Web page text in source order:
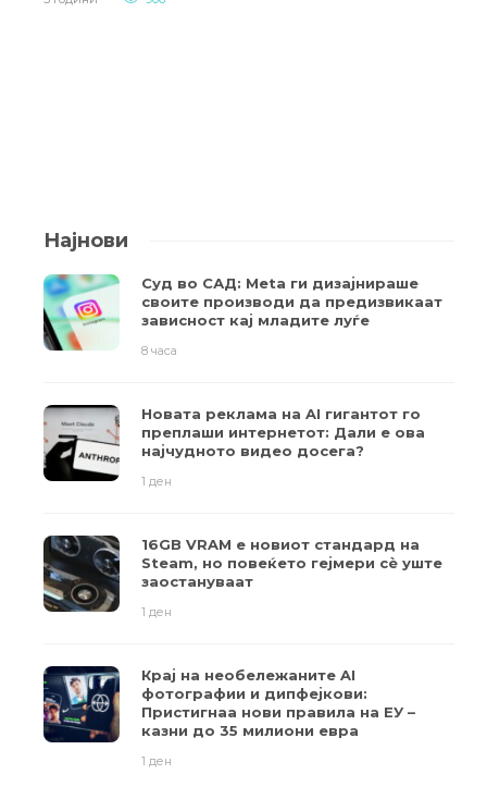
Најнови
Суд во САД: Meta ги дизајнираше
своите производи да предизвикаат
зависност кај младите луѓе
8 часа
Новата реклама на AI гигантот го
преплаши интернетот: Дали е ова
најчудното видео досега?
1 ден
16GB VRAM е новиот стандард на
Steam, но повеќето гејмери ​​сè уште
заостануваат
1 ден
Крај на необележаните AI
фотографии и дипфејкови:
Пристигнаа нови правила на ЕУ –
казни до 35 милиони евра
1 ден